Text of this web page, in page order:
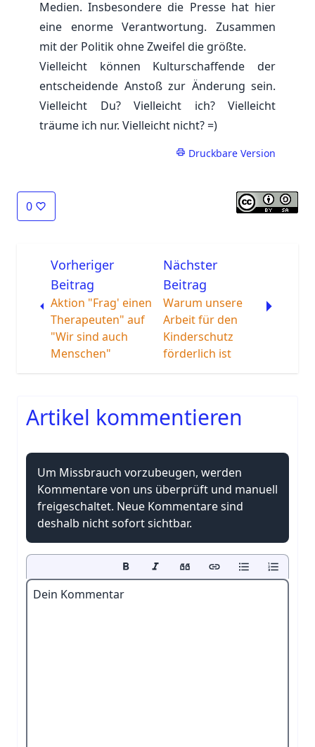
Medien. Insbesondere die Presse hat hier
eine enorme Verantwortung. Zusammen
mit der Politik ohne Zweifel die größte.
Vielleicht können Kulturschaffende der
entscheidende Anstoß zur Änderung sein.
Vielleicht Du? Vielleicht ich? Vielleicht
träume ich nur. Vielleicht nicht? =)
Druckbare Version
0
Vorheriger
Beitrag
Aktion "Frag' einen
Therapeuten" auf
"Wir sind auch
Menschen"
Nächster
Beitrag
Warum unsere
Arbeit für den
Kinderschutz
förderlich ist
Artikel kommentieren
Um Missbrauch vorzubeugen, werden
Kommentare von uns überprüft und manuell
freigeschaltet. Neue Kommentare sind
deshalb nicht sofort sichtbar.
Dein Kommentar